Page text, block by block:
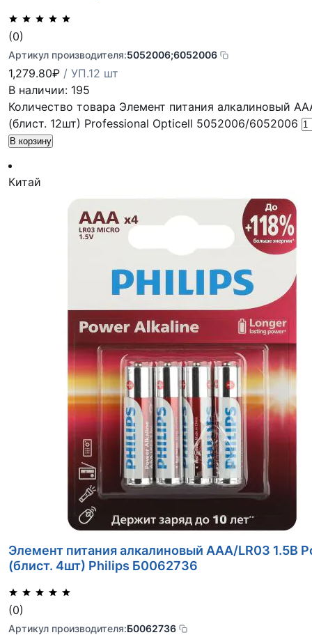
(0)
Артикул производителя:5052006;6052006
1,279.80₽ / УП.12 шт
В наличии: 195
Количество товара Элемент питания алкалиновый
(блист. 12шт) Professional Opticell 5052006/6052006
В корзину
Китай
Элемент питания алкалиновый AAA/LR03 1.5В
(блист. 4шт) Philips Б0062736
(0)
Артикул производителя:Б0062736